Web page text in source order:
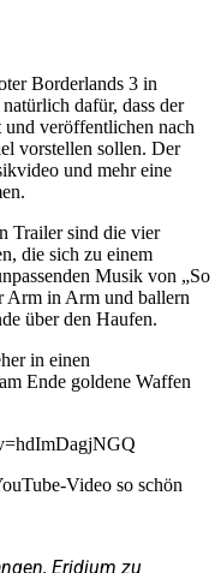
Borderlands 3 in
dafür, dass der
veröffentlichen nach
vorstellen sollen. Der
und mehr eine
Trailer sind die vier
die sich zu einem
Musik von „So
Arm in Arm und ballern
über den Haufen.
in einen
Ende goldene Waffen
Video so schön
Eridium zu